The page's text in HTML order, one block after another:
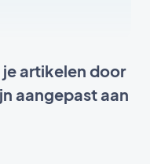
artikelen door
aangepast aan